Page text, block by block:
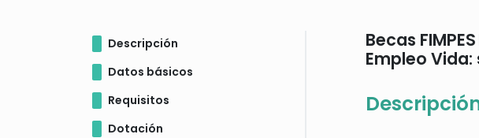
Descripción
Datos básicos
Requisitos
Dotación
Becas
Empleo